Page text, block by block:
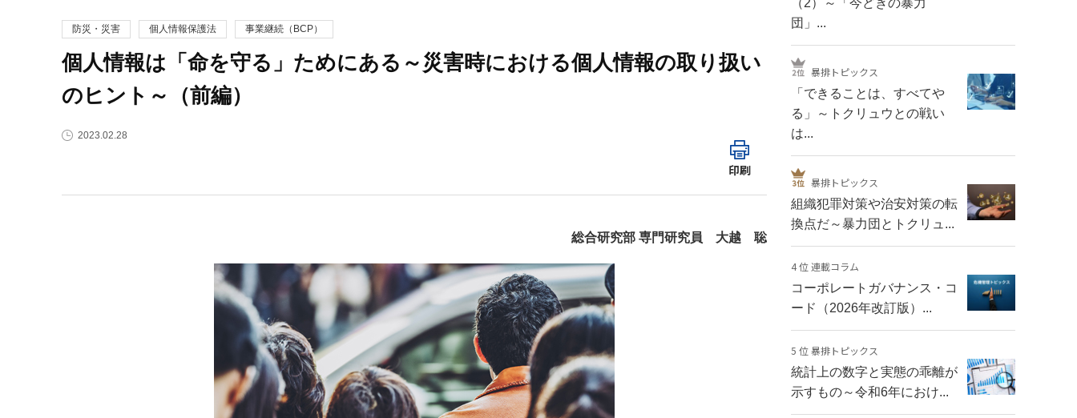
防災・災害 個人情報保護法 事業継続（BCP）
個人情報は「命を守る」ためにある～災害時における個人情報の取り扱い
のヒント～（前編）
2023.02.28
印刷
総合研究部 専門研究員 大越 聡
（2）～「今どきの暴力
団」...
暴排トピックス
「できることは、すべてや
る」～トクリュウとの戦い
は...
暴排トピックス
組織犯罪対策や治安対策の転
換点だ～暴力団とトクリュ...
4 位 連載コラム
コーポレートガバナンス・コ
ード（2026年改訂版）...
5 位 暴排トピックス
統計上の数字と実態の乖離が
示すもの～令和6年におけ...